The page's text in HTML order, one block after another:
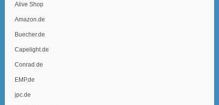
Alive Shop
Amazon.de
Buecher.de
Capelight.de
Conrad.de
EMP.de
jpc.de